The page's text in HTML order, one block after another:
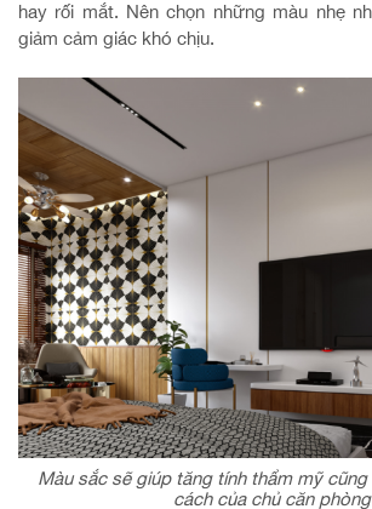
hay rối mắt. Nên chọn những màu nhẹ
giảm cảm giác khó chịu.
Màu sắc sẽ giúp tăng tính thẩm mỹ
cách của chủ căn phòng